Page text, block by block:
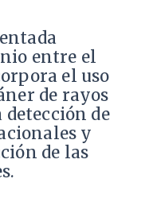
entre el
el uso
de rayos
de
y
de las